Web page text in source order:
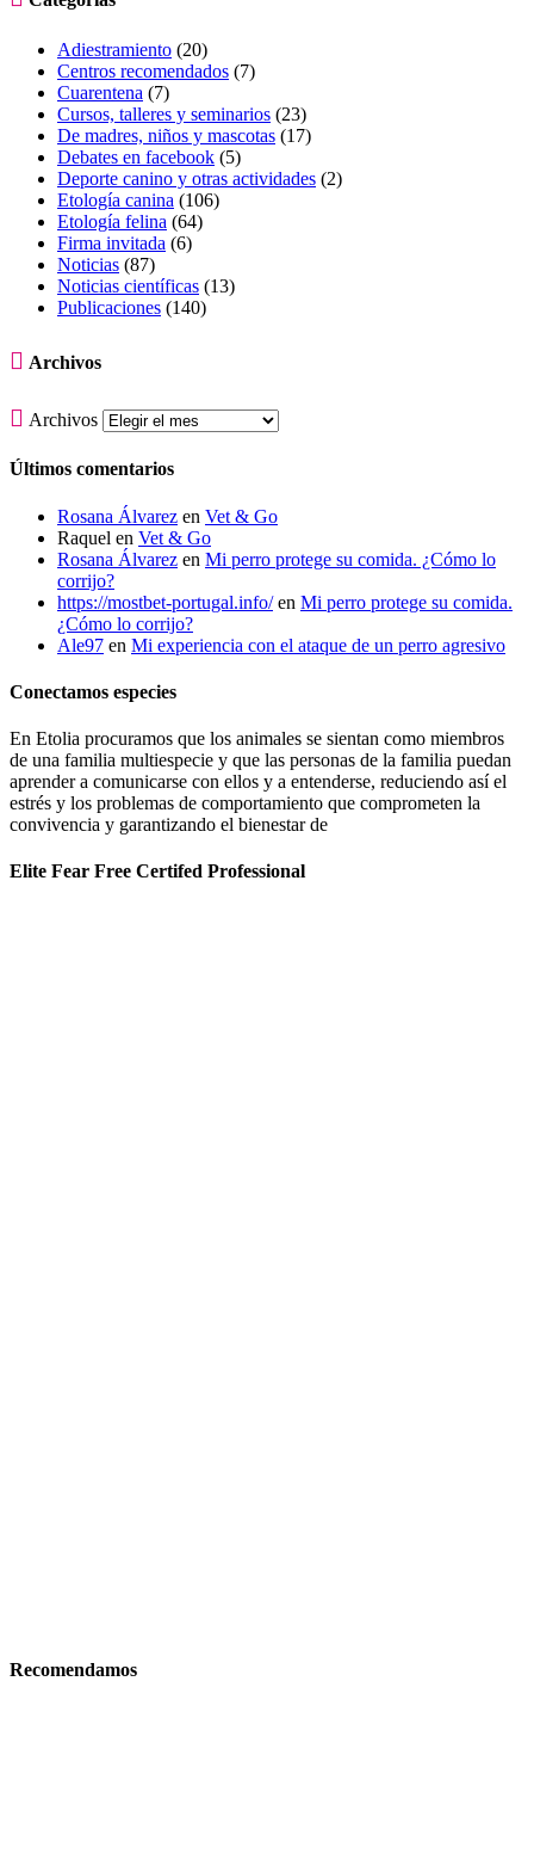
Adiestramiento (20)
Centros recomendados (7)
Cuarentena (7)
Cursos, talleres y seminarios (23)
De madres, niños y mascotas (17)
Debates en facebook (5)
Deporte canino y otras actividades (2)
Etología canina (106)
Etología felina (64)
Firma invitada (6)
Noticias (87)
Noticias científicas (13)
Publicaciones (140)
 Archivos
 Archivos
Últimos comentarios
Rosana Álvarez en Vet & Go
Raquel en Vet & Go
Rosana Álvarez en Mi perro protege su comida. ¿Cómo lo
corrijo?
https://mostbet-portugal.info/en Mi perro protege su comida.
¿Cómo lo corrijo?
Ale97 en Mi experiencia con el ataque de un perro agresivo
Conectamos especies
En Etolia procuramos que los animales se sientan como miembros
de una familia multiespecie y que las personas de la familia puedan
aprender a comunicarse con ellos y a entenderse, reduciendo así el
estrés y los problemas de comportamiento que comprometen la
convivencia y garantizando el bienestar de
Elite Fear Free Certifed Professional
Recomendamos